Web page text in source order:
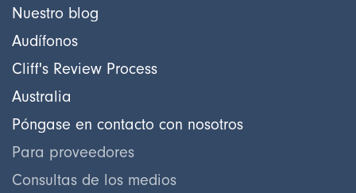
Nuestro blog
Audífonos
Cliff's Review Process
Australia
Póngase en contacto con nosotros
Para proveedores
Consultas de los medios